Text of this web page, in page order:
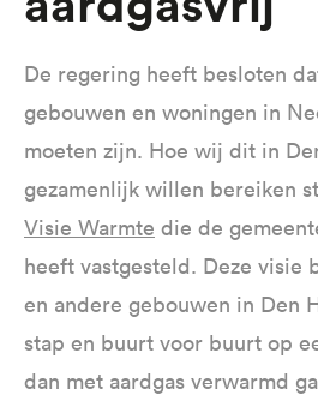
De regering heeft besloten
gebouwen en woningen in
moeten zijn. Hoe wij dit in
gezamenlijk willen bereiken
Visie Warmte die de
heeft vastgesteld. Deze visie
en andere gebouwen in Den
stap en buurt voor buurt op
dan met aardgas verwarmd